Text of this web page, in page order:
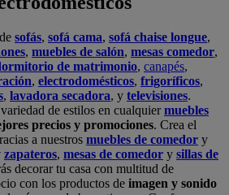
sofás, sofá cama, sofá chaise longue,
, muebles de salón, mesas comedor,
de matrimonio, canapés,
, electrodomésticos, frigoríficos,
, lavadora secadora, y televisiones.
de estilos en cualquiermuebles
precios y promociones. Crea el
a nuestros muebles de comedor y
zapateros, mesas de comedor y sillas de
decorar tu casa con multitud de
con los productos de imagen y sonido